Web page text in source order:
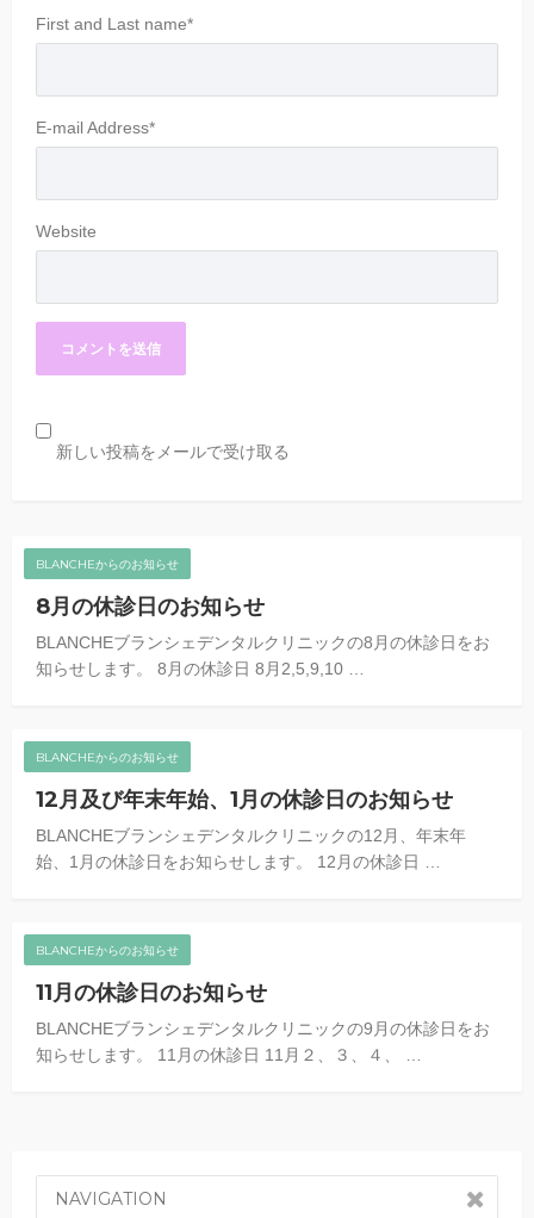
First and Last name*
E-mail Address*
Website
新しい投稿をメールで受け取る
BLANCHEからのお知らせ
8月の休診日のお知らせ
BLANCHEブランシェデンタルクリニックの8月の休診日をお
知らせします。 8月の休診日 8月2,5,9,10 …
BLANCHEからのお知らせ
12月及び年末年始、1月の休診日のお知らせ
BLANCHEブランシェデンタルクリニックの12月、年末年
始、1月の休診日をお知らせします。 12月の休診日 …
BLANCHEからのお知らせ
11月の休診日のお知らせ
BLANCHEブランシェデンタルクリニックの9月の休診日をお
知らせします。 11月の休診日 11月２、３、４、 …
NAVIGATION